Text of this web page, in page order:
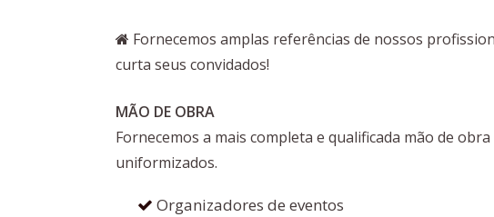
Fornecemos amplas referências de nossos
curta seus convidados!
MÃO DE OBRA
Fornecemos a mais completa e qualificada mão de
uniformizados.
Organizadores de eventos